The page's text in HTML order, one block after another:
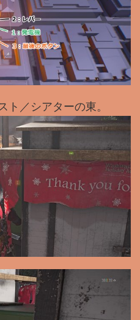
ト／シアターの東。